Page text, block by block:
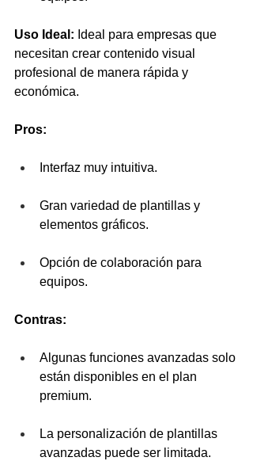
Uso Ideal: Ideal para empresas que
necesitan crear contenido visual
profesional de manera rápida y
económica.
Pros:
Interfaz muy intuitiva.
Gran variedad de plantillas y
elementos gráficos.
Opción de colaboración para
equipos.
Contras:
Algunas funciones avanzadas solo
están disponibles en el plan
premium.
La personalización de plantillas
avanzadas puede ser limitada.